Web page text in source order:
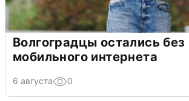
Волгоградцы остались без
мобильного интернета
6 августа 0